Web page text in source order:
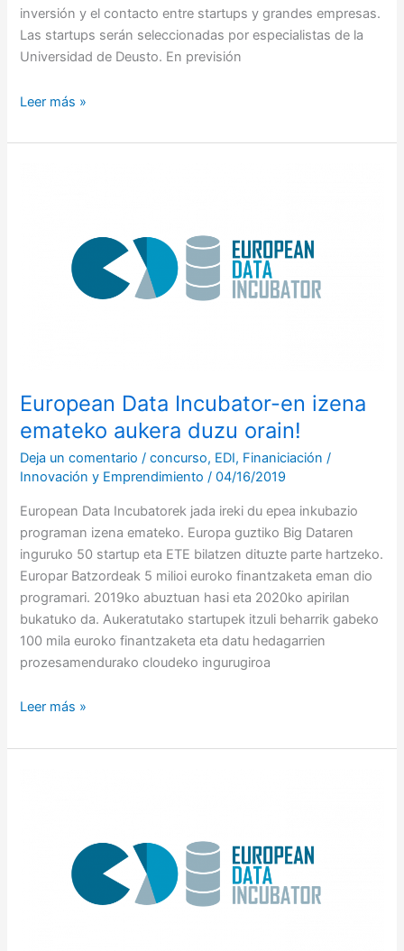
inversión y el contacto entre startups y grandes empresas.
Las startups serán seleccionadas por especialistas de la
Universidad de Deusto. En previsión
Leer más »
European Data Incubator-en izena
emateko aukera duzu orain!
Deja un comentario /concurso, EDI, Finaniciación /
Innovación y Emprendimiento/04/16/2019
European Data Incubatorek jada ireki du epea inkubazio
programan izena emateko. Europa guztiko Big Dataren
inguruko 50 startup eta ETE bilatzen dituzte parte hartzeko.
Europar Batzordeak 5 milioi euroko finantzaketa eman dio
programari. 2019ko abuztuan hasi eta 2020ko apirilan
bukatuko da. Aukeratutako startupek itzuli beharrik gabeko
100 mila euroko finantzaketa eta datu hedagarrien
prozesamendurako cloudeko ingurugiroa
emateko
Leer más »
Incubator!